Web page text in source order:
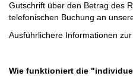
Gutschrift über den Betrag des
telefonischen Buchung an
Ausführlichere Informationen
Wie funktioniert die